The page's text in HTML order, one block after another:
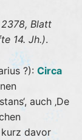
Blatt
14. Jh.).
?): Circa
auch ‚De
kurz davor